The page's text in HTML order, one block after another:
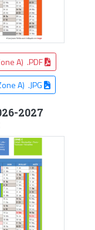
A) .PDF
A) .JPG
2027